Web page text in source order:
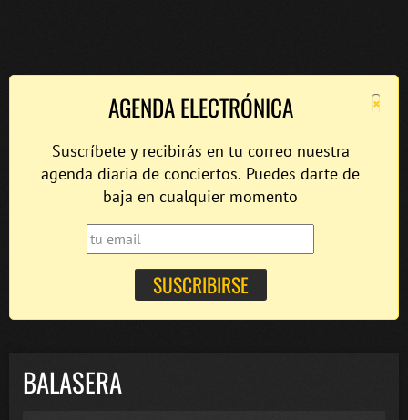
×
AGENDA ELECTRÓNICA
Suscríbete y recibirás en tu correo nuestra
agenda diaria de conciertos. Puedes darte de
baja en cualquier momento
BALASERA